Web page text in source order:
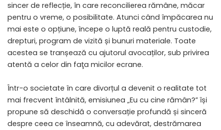
sincer de reflecție, în care reconcilierea rămâne, măcar
pentru o vreme, o posibilitate. Atunci când împăcarea nu
mai este o opțiune, începe o luptă reală pentru custodie,
drepturi, program de vizită și bunuri materiale. Toate
acestea se tranșează cu ajutorul avocaților, sub privirea
atentă a celor din faţa micilor ecrane.
Într-o societate în care divorțul a devenit o realitate tot
mai frecvent întâlnită, emisiunea „Eu cu cine rămân?” își
propune să deschidă o conversație profundă și sinceră
despre ceea ce înseamnă, cu adevărat, destrămarea